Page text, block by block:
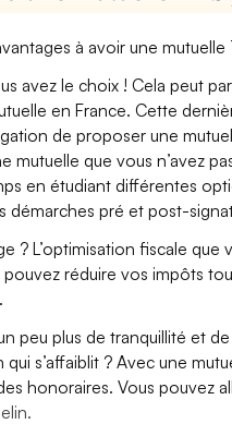
à avoir une
avez le choix ! Cela peut
en France. Cette
de proposer une
mutuelle que vous n’avez
en étudiant différentes
démarches pré et post-
? L’optimisation fiscale
pouvez réduire vos impôts
peu plus de tranquillité et
qui s’affaiblit ? Avec une
honoraires. Vous pouvez